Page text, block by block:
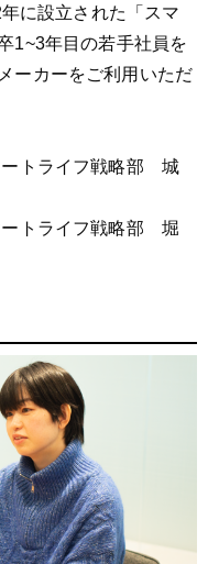
に設立された「スマ
1~3年目の若手社員を
ーカーをご利用いただ
ートライフ戦略部 城
ートライフ戦略部 堀